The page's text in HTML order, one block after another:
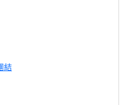
結